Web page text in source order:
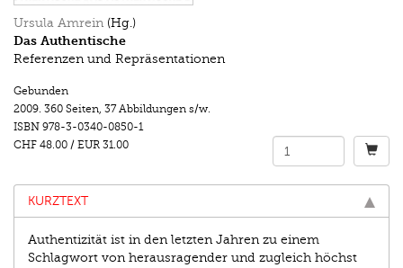
Ursula Amrein (Hg.)
Das Authentische
Referenzen und Repräsentationen
Gebunden
2009. 360 Seiten, 37 Abbildungen s/w.
ISBN 978-3-0340-0850-1
CHF 48.00 / EUR 31.00
KURZTEXT
Authentizität ist in den letzten Jahren zu einem
Schlagwort von herausragender und zugleich höchst